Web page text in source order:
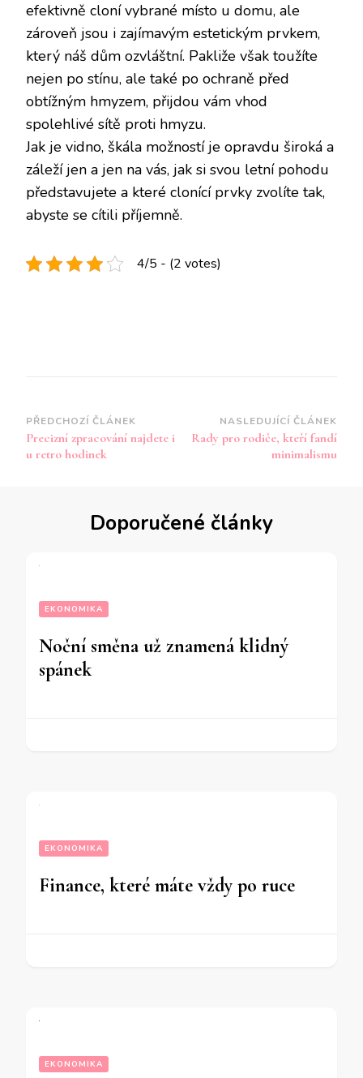
efektivně cloní vybrané místo u domu, ale
zároveň jsou i zajímavým estetickým prvkem,
který náš dům ozvláštní. Pakliže však toužíte
nejen po stínu, ale také po ochraně před
obtížným hmyzem, přijdou vám vhod
spolehlivé sítě proti hmyzu.
Jak je vidno, škála možností je opravdu široká a
záleží jen a jen na vás, jak si svou letní pohodu
představujete a které clonící prvky zvolíte tak,
abyste se cítili příjemně.
4/5 - (2 votes)
Navigace
příspěvku
PŘEDCHOZÍ ČLÁNEK
Precizní zpracování najdete i
u retro hodinek
NASLEDUJÍCÍ ČLÁNEK
Rady pro rodiče, kteří fandí
minimalismu
Doporučené články
EKONOMIKA
Noční směna už znamená klidný
spánek
EKONOMIKA
Finance, které máte vždy po ruce
EKONOMIKA